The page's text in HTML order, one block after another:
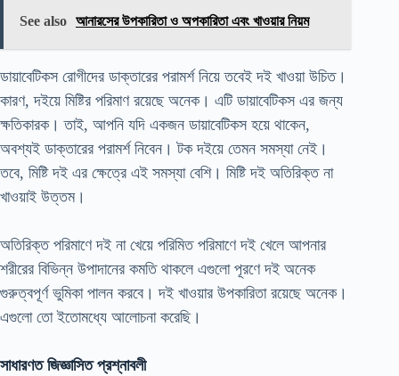
See also আনারসের উপকারিতা ও অপকারিতা এবং খাওয়ার নিয়ম
ডায়াবেটিকস রোগীদের ডাক্তারের পরামর্শ নিয়ে তবেই দই খাওয়া উচিত।
কারণ, দইয়ে মিষ্টির পরিমাণ রয়েছে অনেক। এটি ডায়াবেটিকস এর জন্য
ক্ষতিকারক। তাই, আপনি যদি একজন ডায়াবেটিকস হয়ে থাকেন,
অবশ্যই ডাক্তারের পরামর্শ নিবেন। টক দইয়ে তেমন সমস্যা নেই।
তবে, মিষ্টি দই এর ক্ষেত্রে এই সমস্যা বেশি। মিষ্টি দই অতিরিক্ত না
খাওয়াই উত্তম।
অতিরিক্ত পরিমাণে দই না খেয়ে পরিমিত পরিমাণে দই খেলে আপনার
শরীরের বিভিন্ন উপাদানের কমতি থাকলে এগুলো পূরণে দই অনেক
গুরুত্বপূর্ণ ভুমিকা পালন করবে। দই খাওয়ার উপকারিতা রয়েছে অনেক।
এগুলো তো ইতোমধ্যে আলোচনা করেছি।
সাধারণত জিজ্ঞাসিত প্রশ্নাবলী